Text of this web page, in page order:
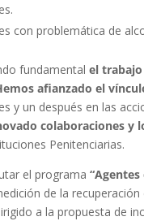
con problemática de
fundamentalel
afianzado el
y un después en las
colaboraciones y
Penitenciarias.
el programa“Agentes
de la
a la propuesta de